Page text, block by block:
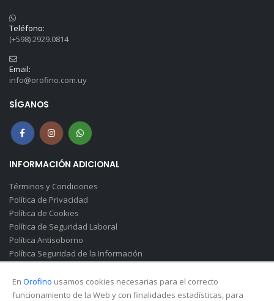
Teléfono:
(+598) 2929.0814
Email:
info@orofino.com.uy
SÍGANOS
INFORMACIÓN ADICIONAL
Términos y Condiciones
Política de Privacidad
Política de Cookies
Política de Seguridad Laboral
Política Antisoborno
Política Seguridad de la Información
En Orofino usamos cookies necesarias para el correcto
funcionamiento de la Web y con finalidades estadísticas, para